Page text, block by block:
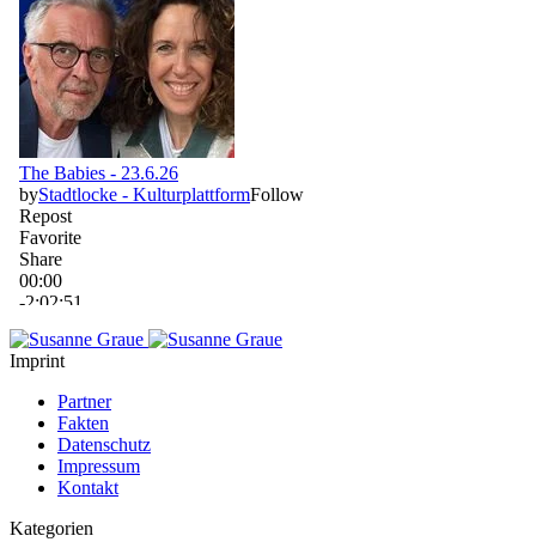
Imprint
Partner
Fakten
Datenschutz
Impressum
Kontakt
Kategorien